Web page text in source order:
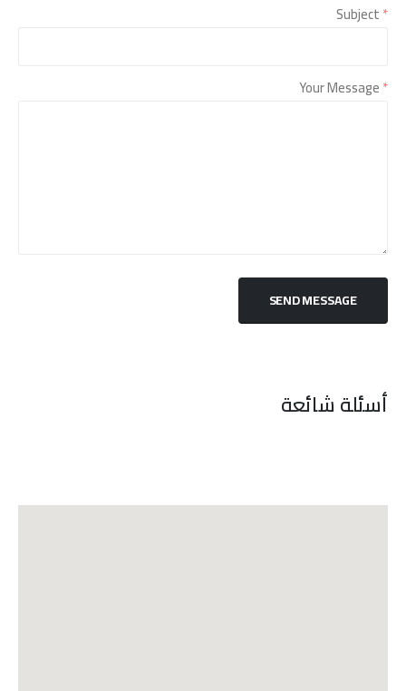
Subject*
Your Message*
أسئلة شائعة